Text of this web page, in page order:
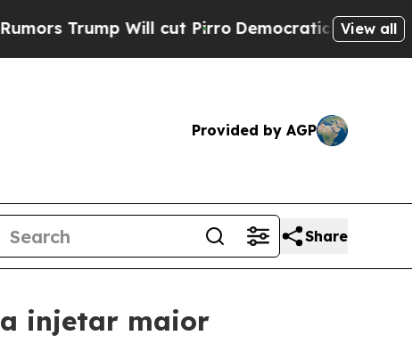
Will cut Pirro Democratic Socialists ofView all
Provided by AGP
Share
injetar maior